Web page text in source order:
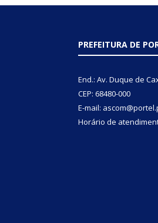
PREFEITURA DE
End.: Av. Duque de
CEP: 68480-000
E-mail:
Horário de